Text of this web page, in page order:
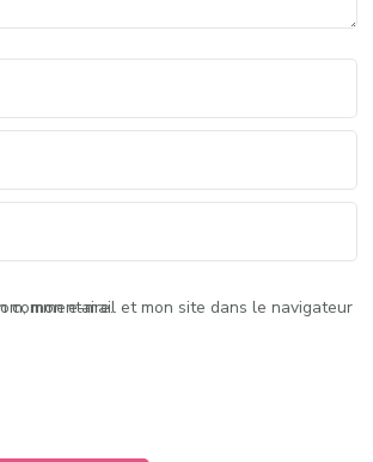
pour mon prochain commentaire.